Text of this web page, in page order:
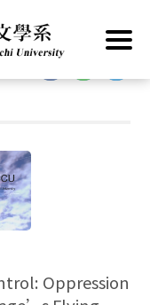
Oppression